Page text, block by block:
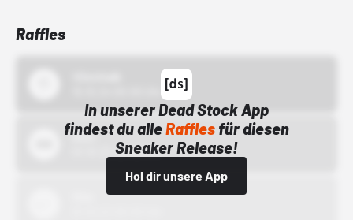
Raffles
In unserer Dead Stock App
findest du alleRafflesfür diesen
Sneaker Release!
Hol dir unsere App
Bstn
01.10.22 00:00 Uhr